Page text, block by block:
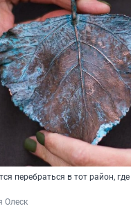
перебраться в тот район,
Олеск